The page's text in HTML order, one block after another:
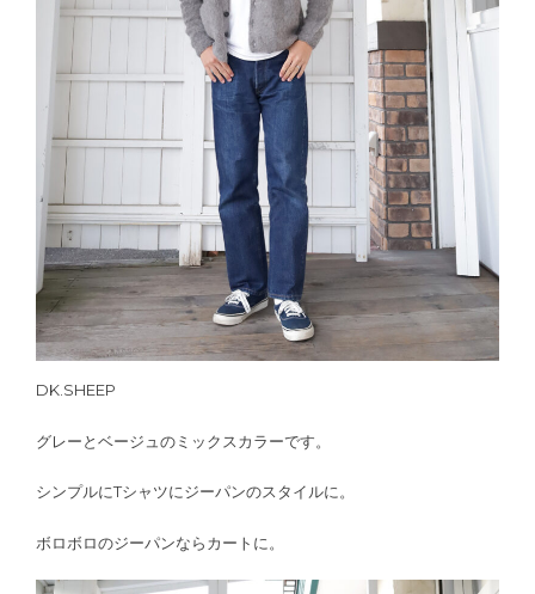
DK.SHEEP
グレーとベージュのミックスカラーです。
シンプルにTシャツにジーパンのスタイルに。
ボロボロのジーパンならカートに。